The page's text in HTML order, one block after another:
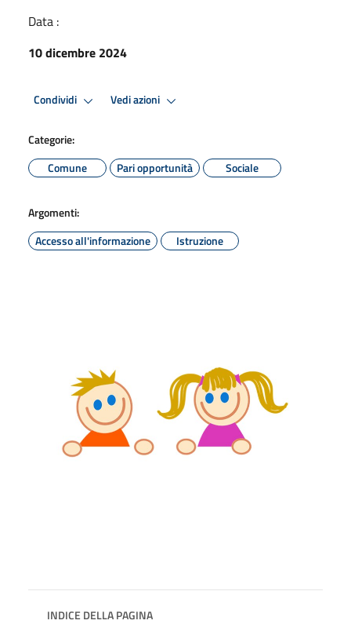
Data :
10 dicembre 2024
Condividi Vedi azioni
Categorie:
Comune
Pari opportunità Sociale
Argomenti:
Accesso all'informazione
Istruzione
INDICE DELLA PAGINA